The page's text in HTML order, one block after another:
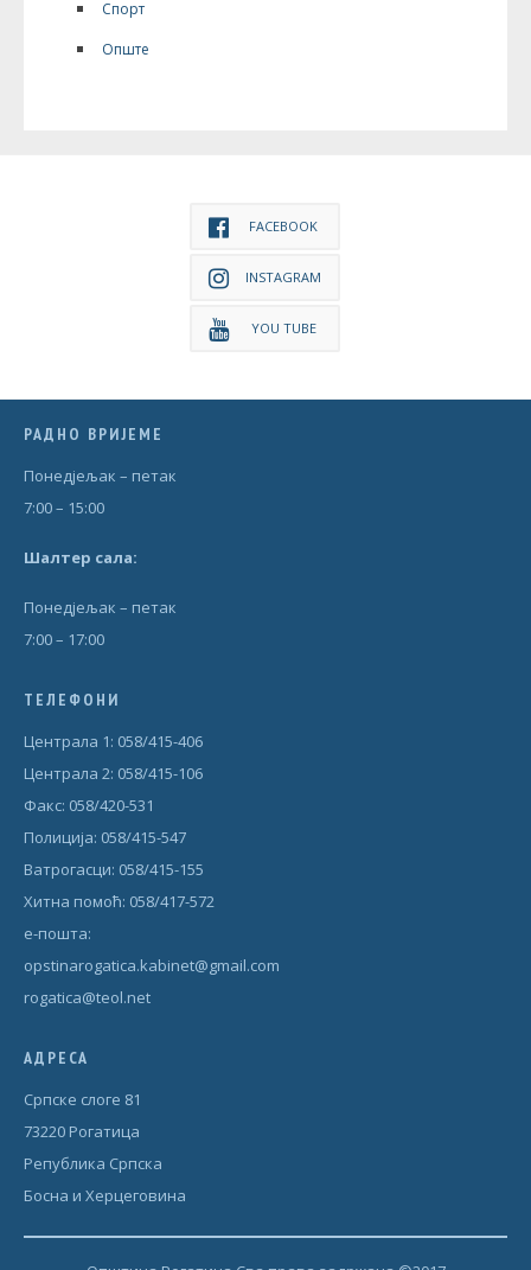
Спорт
Опште
FACEBOOK
INSTAGRAM
YOU TUBE
РАДНО ВРИЈЕМЕ
Понедjељак – петак
7:00 – 15:00
Шалтер сала:
Понедjељак – петак
7:00 – 17:00
ТЕЛЕФОНИ
Централа 1: 058/415-406
Централа 2: 058/415-106
Факс: 058/420-531
Полиција: 058/415-547
Ватрогасци: 058/415-155
Хитна помоћ: 058/417-572
е-пошта:
opstinarogatica.kabinet@gmail.com
rogatica@teol.net
АДРЕСА
Српске слоге 81
73220 Рогатица
Република Српска
Босна и Херцеговина